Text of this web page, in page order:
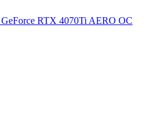
RTX 4070Ti AERO OC